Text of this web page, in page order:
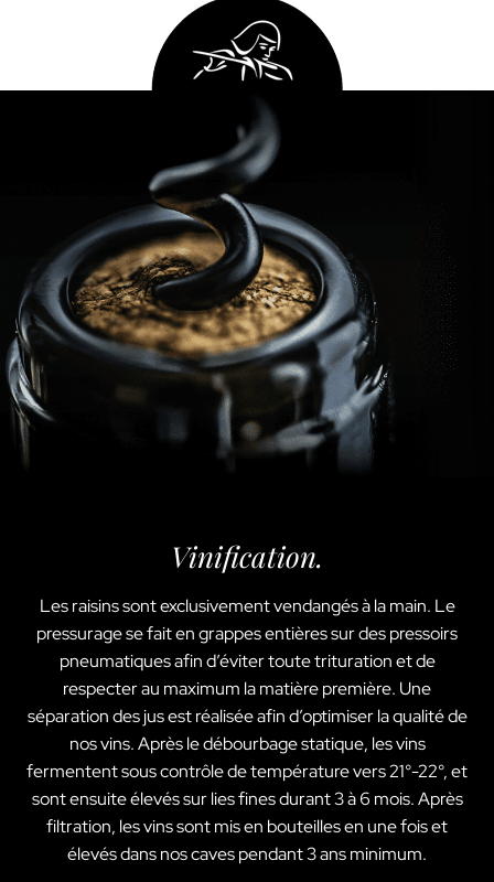
Vinification.
Les raisins sont exclusivement vendangés à la main. Le
pressurage se fait en grappes entières sur des pressoirs
pneumatiques afin d’éviter toute trituration et de
respecter au maximum la matière première. Une
séparation des jus est réalisée afin d’optimiser la qualité de
nos vins. Après le débourbage statique, les vins
fermentent sous contrôle de température vers 21°-22°, et
sont ensuite élevés sur lies fines durant 3 à 6 mois. Après
filtration, les vins sont mis en bouteilles en une fois et
élevés dans nos caves pendant 3 ans minimum.